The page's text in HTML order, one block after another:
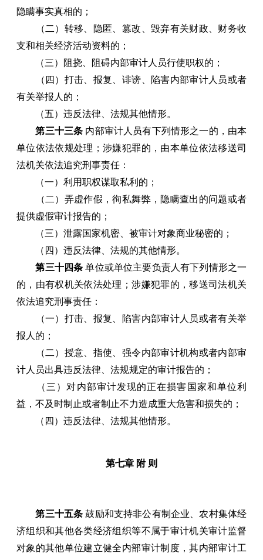
隐瞒事实真相的；
（二）转移、隐匿、篡改、毁弃有关财政、财务收
支和相关经济活动资料的；
（三）阻挠、阻碍内部审计人员行使职权的；
（四）打击、报复、诽谤、陷害内部审计人员或者
有关举报人的；
（五）违反法律、法规其他情形。
第三十三条 内部审计人员有下列情形之一的，由本
单位依法依规处理；涉嫌犯罪的，由本单位依法移送司
法机关依法追究刑事责任：
（一）利用职权谋取私利的；
（二）弄虚作假，徇私舞弊，隐瞒查出的问题或者
提供虚假审计报告的；
（三）泄露国家机密、被审计对象商业秘密的；
（四）违反法律、法规的其他情形。
第三十四条 单位或单位主要负责人有下列情形之一
的，由有权机关依法处理；涉嫌犯罪的，移送司法机关
依法追究刑事责任：
（一）打击、报复、陷害内部审计人员或者有关举
报人的；
（二）授意、指使、强令内部审计机构或者内部审
计人员出具违反法律、法规规定的审计报告的；
（三）对内部审计发现的正在损害国家和单位利
益，不及时制止或者制止不力造成重大危害和损失的；
（四）违反法律、法规其他情形。
第七章 附 则
第三十五条 鼓励和支持非公有制企业、农村集体经
济组织和其他各类经济组织等不属于审计机关审计监督
对象的其他单位建立健全内部审计制度，其内部审计工